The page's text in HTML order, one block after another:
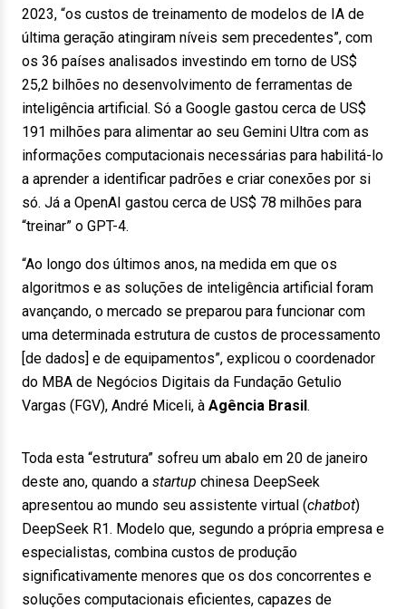
2023, “os custos de treinamento de modelos de IA de
última geração atingiram níveis sem precedentes”, com
os 36 países analisados investindo em torno de US$
25,2 bilhões no desenvolvimento de ferramentas de
inteligência artificial. Só a Google gastou cerca de US$
191 milhões para alimentar ao seu Gemini Ultra com as
informações computacionais necessárias para habilitá-lo
a aprender a identificar padrões e criar conexões por si
só. Já a OpenAI gastou cerca de US$ 78 milhões para
“treinar” o GPT-4.
“Ao longo dos últimos anos, na medida em que os
algoritmos e as soluções de inteligência artificial foram
avançando, o mercado se preparou para funcionar com
uma determinada estrutura de custos de processamento
[de dados] e de equipamentos”, explicou o coordenador
do MBA de Negócios Digitais da Fundação Getulio
Vargas (FGV), André Miceli, à Agência Brasil.
Toda esta “estrutura” sofreu um abalo em 20 de janeiro
deste ano, quando a startup chinesa DeepSeek
apresentou ao mundo seu assistente virtual (chatbot)
DeepSeek R1. Modelo que, segundo a própria empresa e
especialistas, combina custos de produção
significativamente menores que os dos concorrentes e
soluções computacionais eficientes, capazes de